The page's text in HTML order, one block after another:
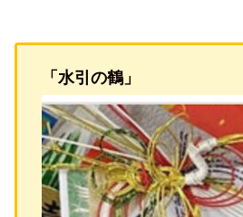
「水引の鶴」